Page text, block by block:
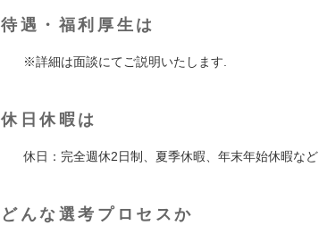
待遇・福利厚生は
※詳細は面談にてご説明いたします.
休日休暇は
休日：完全週休2日制、夏季休暇、年末年始休暇など
どんな選考プロセスか